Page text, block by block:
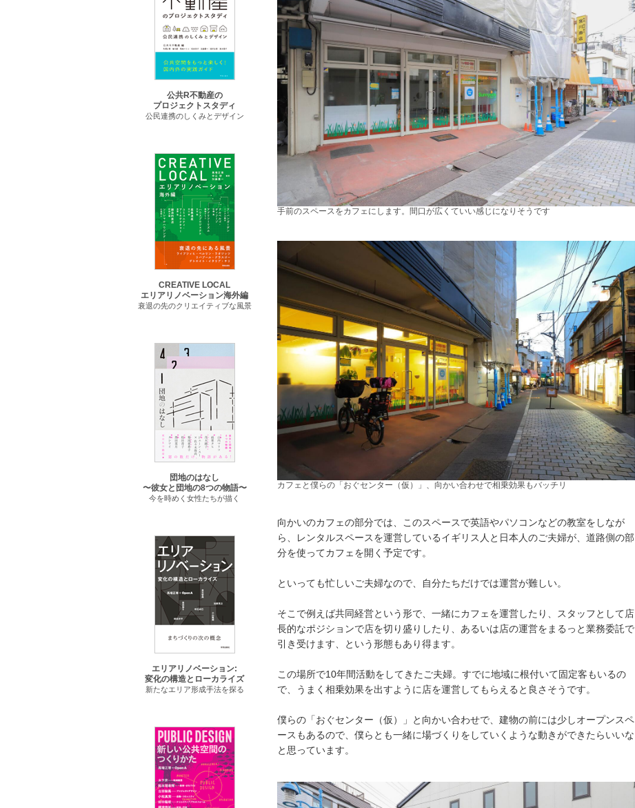
手前のスペースをカフェにします。間口が広くていい感じになりそうです
カフェと僕らの「おぐセンター（仮）」、向かい合わせで相乗効果もバッチリ
向かいのカフェの部分では、このスペースで英語やパソコンなどの教室をしなが
ら、レンタルスペースを運営しているイギリス人と日本人のご夫婦が、道路側の部
分を使ってカフェを開く予定です。
といっても忙しいご夫婦なので、自分たちだけでは運営が難しい。
そこで例えば共同経営という形で、一緒にカフェを運営したり、スタッフとして店
長的なポジションで店を切り盛りしたり、あるいは店の運営をまるっと業務委託で
引き受けます、という形態もあり得ます。
この場所で10年間活動をしてきたご夫婦。すでに地域に根付いて固定客もいるの
で、うまく相乗効果を出すように店を運営してもらえると良さそうです。
僕らの「おぐセンター（仮）」と向かい合わせで、建物の前には少しオープンスペ
ースもあるので、僕らとも一緒に場づくりをしていくような動きができたらいいな
と思っています。
公共R不動産の
プロジェクトスタディ
公民連携のしくみとデザイン
CREATIVE LOCAL
エリアリノベーション海外編
衰退の先のクリエイティブな風景
団地のはなし
〜彼女と団地の8つの物語〜
今を時めく女性たちが描く
エリアリノベーション:
変化の構造とローカライズ
新たなエリア形成手法を探る